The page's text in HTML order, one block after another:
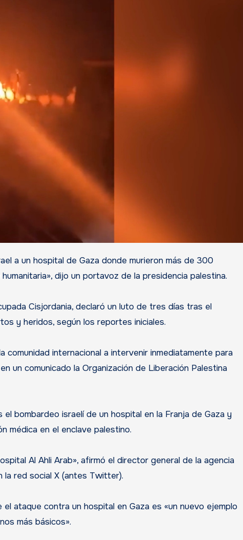
dijo un portavoz de la presidencia palestina.
Cisjordania, declaró un luto de tres días tras el
y heridos, según los reportes iniciales.
comunidad internacional a intervenir inmediatamente para
un comunicado la Organización de Liberación Palestina
bombardeo israelí de un hospital en la Franja de Gaza y
médica en el enclave palestino.
Al Ahli Arab», afirmó el director general de la agencia
la red social X (antes Twitter).
ataque contra un hospital en Gaza es «un nuevo ejemplo
más básicos».